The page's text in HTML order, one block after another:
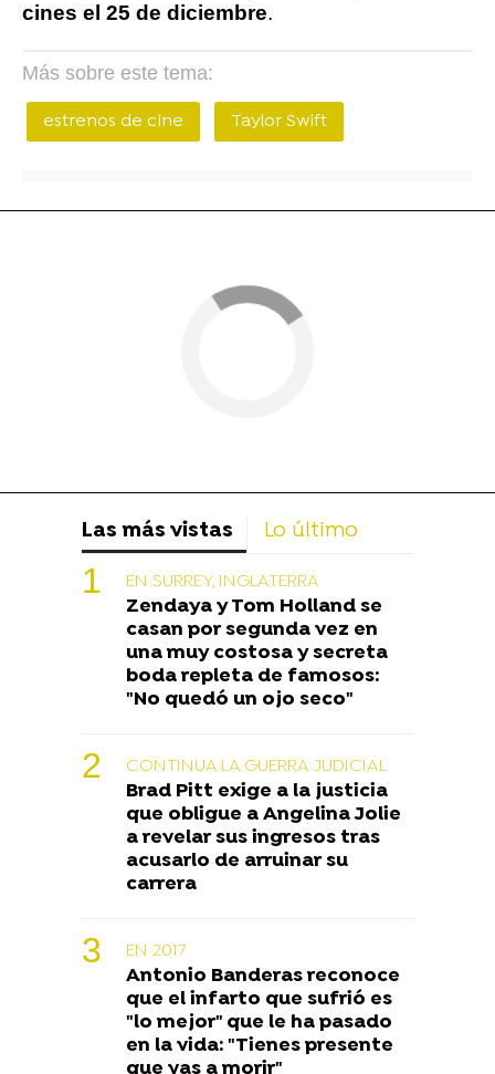
cines el 25 de diciembre.
Más sobre este tema:
estrenos de cine Taylor Swift
Las más vistas Lo último
EN SURREY, INGLATERRA
Zendaya y Tom Holland se
casan por segunda vez en
una muy costosa y secreta
boda repleta de famosos:
"No quedó un ojo seco"
CONTINUA LA GUERRA JUDICIAL
Brad Pitt exige a la justicia
que obligue a Angelina Jolie
a revelar sus ingresos tras
acusarlo de arruinar su
carrera
EN 2017
Antonio Banderas reconoce
que el infarto que sufrió es
"lo mejor" que le ha pasado
en la vida: "Tienes presente